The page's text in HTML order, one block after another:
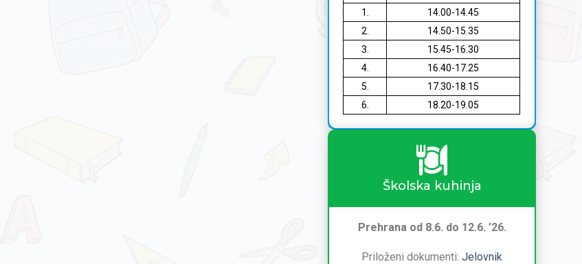
1.
14.00-14.45
2.
14.50-15.35
3.
15.45-16.30
4.
16.40-17.25
5.
17.30-18.15
6.
18.20-19.05
Školska kuhinja
Prehrana od 8.6. do 12.6. ’26.
Priloženi dokumenti:Jelovnik